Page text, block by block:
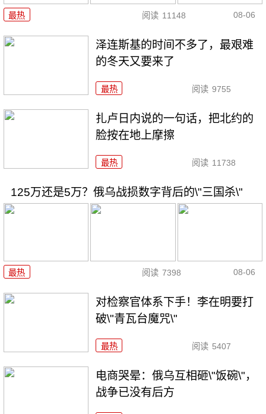
最热 阅读 11148 08-06
泽连斯基的时间不多了，最艰难
的冬天又要来了
最热 阅读 9755
扎卢日内说的一句话，把北约的
脸按在地上摩擦
最热 阅读 11738
125万还是5万？俄乌战损数字背后的\"三国杀\"
最热 阅读 7398 08-06
对检察官体系下手！李在明要打
破\"青瓦台魔咒\"
最热 阅读 5407
电商哭晕：俄乌互相砸\"饭碗\"，
战争已没有后方